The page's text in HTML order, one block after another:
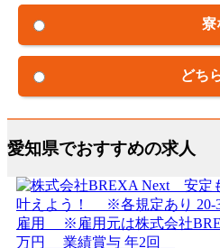
寮
どち
愛知県でおすすめの求人